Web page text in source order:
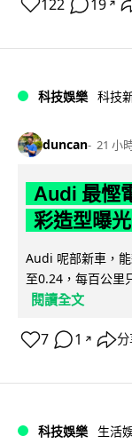
122 19 ↗
科技娛樂 科技
duncan 21 小
Audi 最慳
彩造型曝
Audi 呢部新車，
至0.24，每百公里
閱讀全文
7 1 ↗
科技娛樂 生活